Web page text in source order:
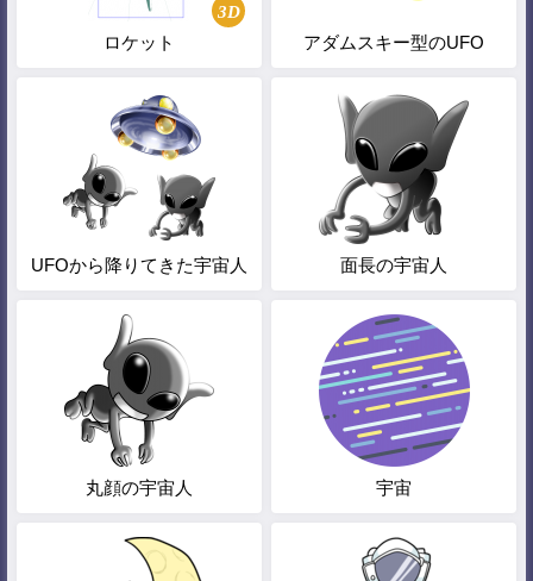
3D
ロケット アダムスキー型のUFO
UFOから降りてきた宇宙人 面長の宇宙人
丸顔の宇宙人 宇宙